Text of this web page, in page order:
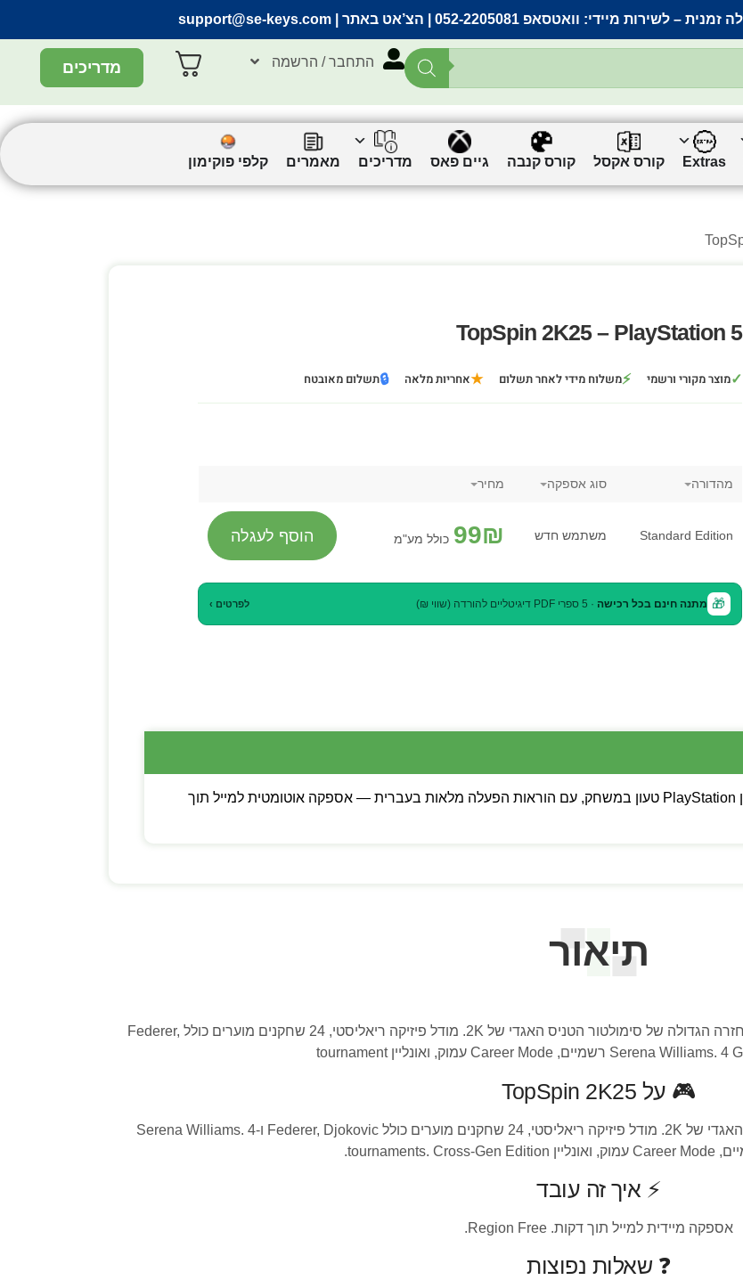
– לשירות מיידי: וואטסאפ 052-2205081 | הצ’אט באתר | support@se-keys.com
התחבר / הרשמה מדריכים
Extras קורס אקסל קורס קנבה גיים פאס מדריכים מאמרים קלפי פוקימון
TopSpin 2K25 – PlayStation 5
✓מוצר מקורי ורשמי ⚡משלוח מידי לאחר תשלום ★אחריות מלאה 🔒תשלום מאובטח
מהדורה סוג אספקה מחיר
Standard Edition משתמש חדש 99₪ כולל מע"מ הוסף לעגלה
🎁 מתנה חינם בכל רכישה · 5 ספרי PDF דיגיטליים להורדה (שווי ₪) לפרטים ›
💡 שימו לב: המשחק מסופק כחשבון PlayStation טעון במשחק, עם הוראות הפעלה מלאות בעברית — אספקה אוטומטית למייל תוך
תיאור
TopSpin 2K25 הוא חזרה הגדולה של סימולטור הטניס האגדי של 2K. מודל פיזיקה ריאליסטי, 24 שחקנים מוערים כולל Federer,
🎮 על TopSpin 2K25
TopSpin 2K25 הוא חזרה הגדולה של סימולטור הטניס האגדי של 2K. מודל פיזיקה ריאליסטי, 24 שחקנים מוערים כולל Federer, Djokovic ו-Serena Williams. 4
⚡ איך זה עובד
אספקה מיידית למייל תוך דקות. Region Free.
❓ שאלות נפוצות